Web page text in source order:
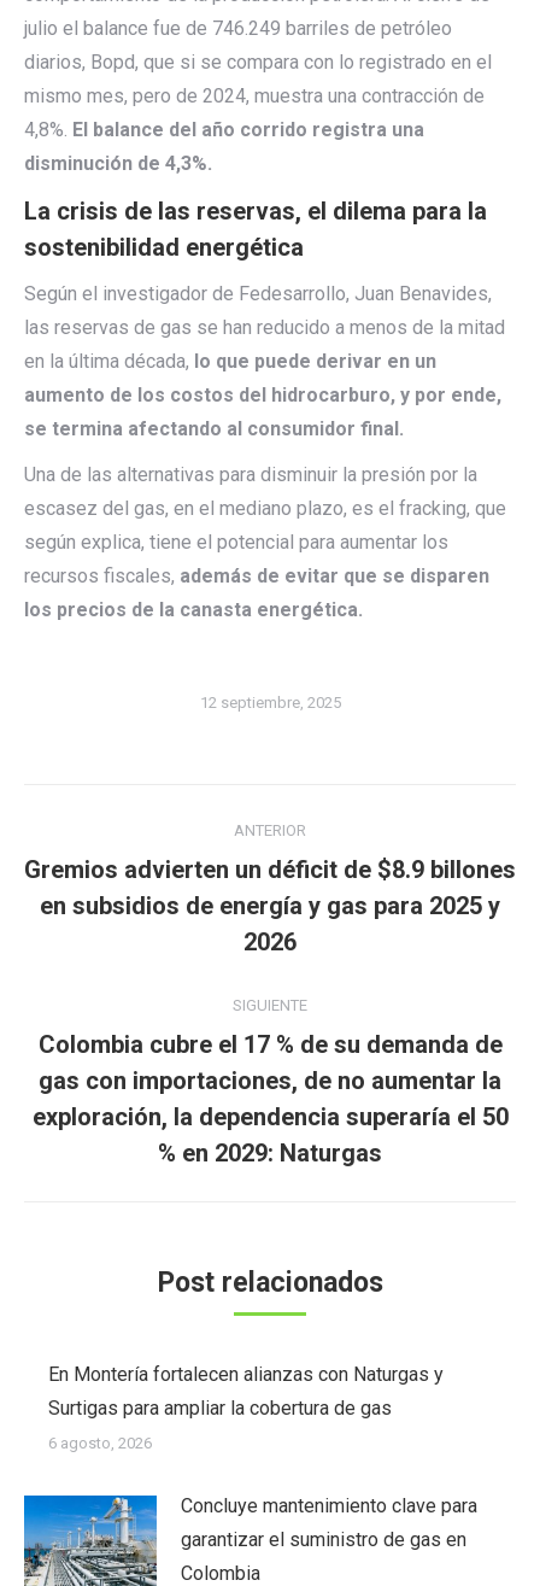
julio el balance fue de 746.249 barriles de petróleo
diarios, Bopd, que si se compara con lo registrado en el
mismo mes, pero de 2024, muestra una contracción de
4,8%. El balance del año corrido registra una
disminución de 4,3%.
La crisis de las reservas, el dilema para la
sostenibilidad energética
Según el investigador de Fedesarrollo, Juan Benavides,
las reservas de gas se han reducido a menos de la mitad
en la última década, lo que puede derivar en un
aumento de los costos del hidrocarburo, y por ende,
se termina afectando al consumidor final.
Una de las alternativas para disminuir la presión por la
escasez del gas, en el mediano plazo, es el fracking, que
según explica, tiene el potencial para aumentar los
recursos fiscales, además de evitar que se disparen
los precios de la canasta energética.
12 septiembre, 2025
entre
publicaciones
ANTERIOR
Publicación
anterior:
Gremios advierten un déficit de $8.9 billones
en subsidios de energía y gas para 2025 y
2026
SIGUIENTE
Publicación
siguiente:
Colombia cubre el 17 % de su demanda de
gas con importaciones, de no aumentar la
exploración, la dependencia superaría el 50
% en 2029: Naturgas
Post relacionados
En Montería fortalecen alianzas con Naturgas y
Surtigas para ampliar la cobertura de gas
6 agosto, 2026
Concluye mantenimiento clave para
garantizar el suministro de gas en
Colombia